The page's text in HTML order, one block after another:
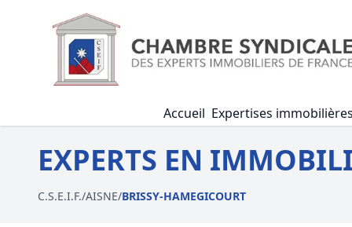
Accueil Expertises immobilières
EXPERTS EN
C.S.E.I.F./AISNE/BRISSY-HAMEGICOURT